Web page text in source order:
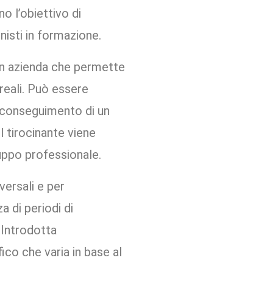
l’obiettivo di
in formazione.
azienda che permette
Può essere
di un
tirocinante viene
professionale.
e per
di periodi di
Introdotta
che varia in base al